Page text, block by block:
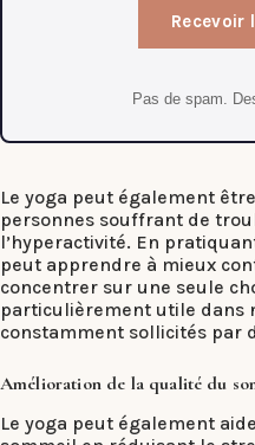
Recevoir
Pas de spam.
Le yoga peut également
personnes souffrant de
l’hyperactivité. En
peut apprendre à mieux
concentrer sur une seule
particulièrement utile dans
constamment sollicités par
Amélioration de la qualité du
Le yoga peut également